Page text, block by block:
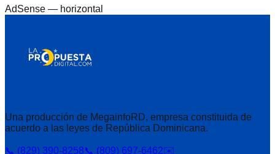
AdSense — horizontal
Una producción de MegainfoRD, empresa constituida de
acuerdo a las leyes de República Dominicana.
📞 (829) 390-8258📞 (809) 697-6462✉️